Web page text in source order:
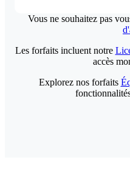
Vous ne souhaitez pas
Les forfaits incluent notre
accès
Explorez nos forfaits